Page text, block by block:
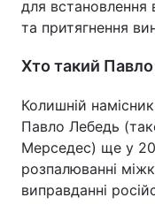
для встановлення
та притягнення
Хто такий
Колишній
Павло Лебедь
Мерседес) ще у
розпалюванні
виправданні